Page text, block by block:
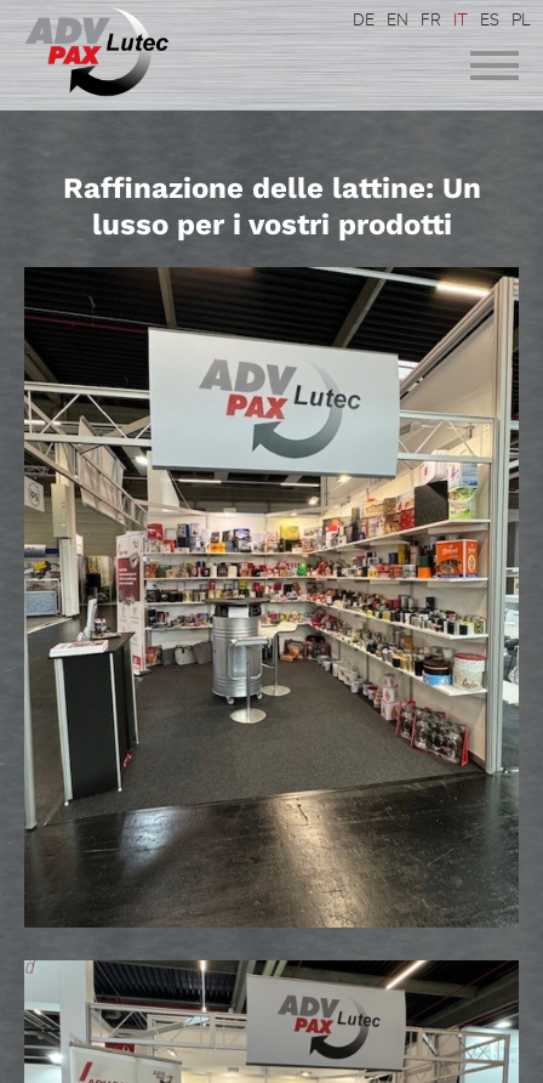
DE EN FR IT ES PL
Raffinazione delle lattine: Un
lusso per i vostri prodotti